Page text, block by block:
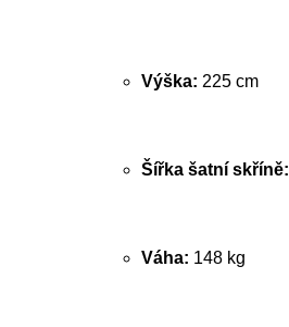
Výška: 225 cm
Šířka šatní skříně:
Váha: 148 kg